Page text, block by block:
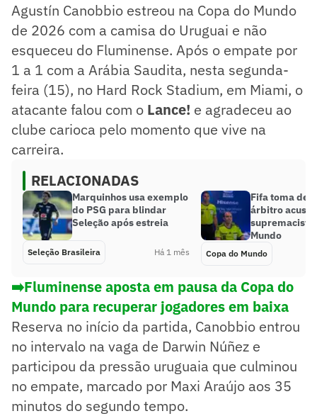
Agustín Canobbio estreou na Copa do Mundo
de 2026 com a camisa do Uruguai e não
esqueceu do Fluminense. Após o empate por
1 a 1 com a Arábia Saudita, nesta segunda-
feira (15), no Hard Rock Stadium, em Miami, o
atacante falou com o Lance! e agradeceu ao
clube carioca pelo momento que vive na
carreira.
RELACIONADAS
Marquinhos usa exemplo
do PSG para blindar
Seleção após estreia
Seleção Brasileira Há 1 mês
Fifa toma
árbitro
supremacista
Mundo
Copa do Mundo
➡️Fluminense aposta em pausa da Copa do
Mundo para recuperar jogadores em baixa
Reserva no início da partida, Canobbio entrou
no intervalo na vaga de Darwin Núñez e
participou da pressão uruguaia que culminou
no empate, marcado por Maxi Araújo aos 35
minutos do segundo tempo.